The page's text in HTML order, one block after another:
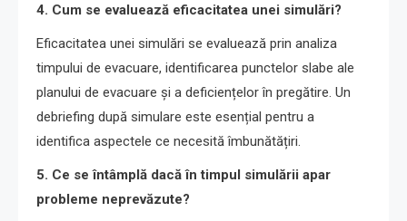
4. Cum se evaluează eficacitatea unei simulări?
Eficacitatea unei simulări se evaluează prin analiza
timpului de evacuare, identificarea punctelor slabe ale
planului de evacuare și a deficiențelor în pregătire. Un
debriefing după simulare este esențial pentru a
identifica aspectele ce necesită îmbunătățiri.
5. Ce se întâmplă dacă în timpul simulării apar
probleme neprevăzute?